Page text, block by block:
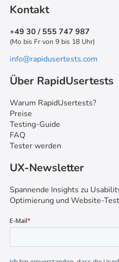
Kontakt
+49 30 / 555 747 987
(Mo bis Fr von 9 bis 18 Uhr)
info@rapidusertests.com
Über RapidUsertests
Warum RapidUsertests?
Preise
Testing-Guide
FAQ
Tester werden
UX-Newsletter
Spannende Insights zu
Optimierung und Website-